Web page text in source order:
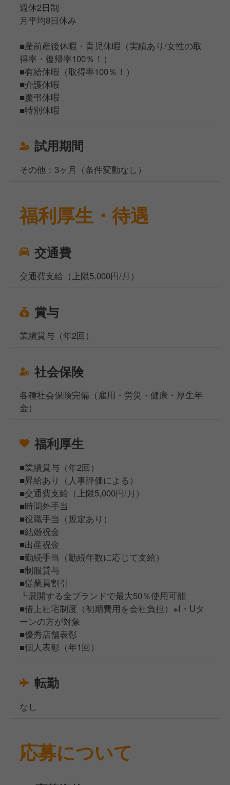
週休2日制
月平均8日休み
■産前産後休暇・育児休暇（実績あり/女性の取
得率・復帰率100％！）
■有給休暇（取得率100％！）
■介護休暇
■慶弔休暇
■特別休暇
試用期間
その他：3ヶ月（条件変動なし）
福利厚生・待遇
交通費
交通費支給（上限5,000円/月）
賞与
業績賞与（年2回）
社会保険
各種社会保険完備（雇用・労災・健康・厚生年
金）
福利厚生
■業績賞与（年2回）
■昇給あり（人事評価による）
■交通費支給（上限5,000円/月）
■時間外手当
■役職手当（規定あり）
■結婚祝金
■出産祝金
■勤続手当（勤続年数に応じて支給）
■制服貸与
■従業員割引
┗展開する全ブランドで最大50％使用可能
■借上社宅制度（初期費用を会社負担）※I・Uタ
ーンの方が対象
■優秀店舗表彰
■個人表彰（年1回）
転勤
なし
応募について